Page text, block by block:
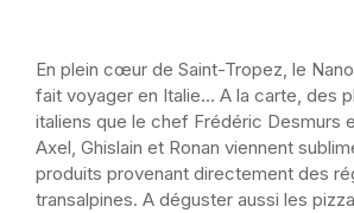
En plein cœur de Saint-Tropez, le
fait voyager en Italie… A la carte, des
italiens que le chef Frédéric Desmurs
Axel, Ghislain et Ronan viennent
produits provenant directement des
transalpines. A déguster aussi les